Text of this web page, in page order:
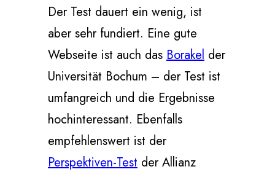
Der Test dauert ein wenig, ist
aber sehr fundiert. Eine gute
Webseite ist auch das Borakel der
Universität Bochum – der Test ist
umfangreich und die Ergebnisse
hochinteressant. Ebenfalls
empfehlenswert ist der
Perspektiven-Test der Allianz